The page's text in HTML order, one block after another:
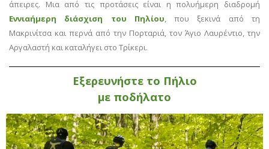
άπειρες. Μια από τις προτάσεις είναι η πολυήμερη διαδρομή
Εννιαήμερη διάσχιση του Πηλίου, που ξεκινά από τη
Μακρινίτσα και περνά από την Πορταριά, τον Άγιο Λαυρέντιο, την
Αργαλαστή και καταλήγει στο Τρίκερι.
Εξερευνήστε το Πήλιο
με ποδήλατο